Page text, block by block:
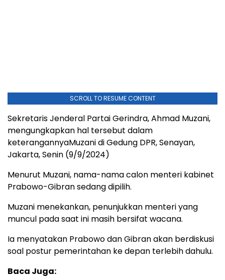
SCROLL TO RESUME CONTENT
Sekretaris Jenderal Partai Gerindra, Ahmad Muzani,
mengungkapkan hal tersebut dalam
keterangannyaMuzani di Gedung DPR, Senayan,
Jakarta, Senin (9/9/2024)
Menurut Muzani, nama-nama calon menteri kabinet
Prabowo-Gibran sedang dipilih.
Muzani menekankan, penunjukkan menteri yang
muncul pada saat ini masih bersifat wacana.
Ia menyatakan Prabowo dan Gibran akan berdiskusi
soal postur pemerintahan ke depan terlebih dahulu.
Baca Juga: